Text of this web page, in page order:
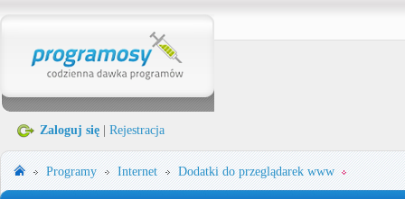
Zaloguj się Rejestracja
Programy Internet Dodatki do przeglądarek www